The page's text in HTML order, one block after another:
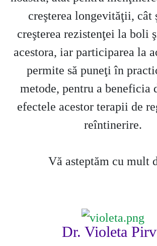
creşterea longevităţii, cât
creşterea rezistenţei la boli
acestora, iar participarea la
permite să puneţi în
metode, pentru a beneficia
efectele acestor terapii de
reîntinerire.
Vă asteptăm cu mult
Dr. Violeta